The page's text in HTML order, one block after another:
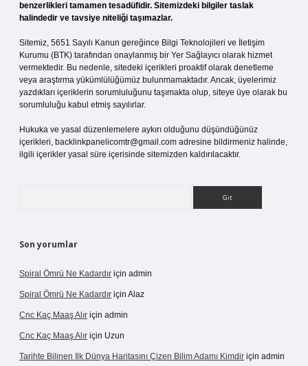
benzerlikleri tamamen tesadüfidir. Sitemizdeki bilgiler taslak
halindedir ve tavsiye niteliği taşımazlar.
Sitemiz, 5651 Sayılı Kanun gereğince Bilgi Teknolojileri ve İletişim
Kurumu (BTK) tarafından onaylanmış bir Yer Sağlayıcı olarak hizmet
vermektedir. Bu nedenle, sitedeki içerikleri proaktif olarak denetleme
veya araştırma yükümlülüğümüz bulunmamaktadır. Ancak, üyelerimiz
yazdıkları içeriklerin sorumluluğunu taşımakta olup, siteye üye olarak bu
sorumluluğu kabul etmiş sayılırlar.
Hukuka ve yasal düzenlemelere aykırı olduğunu düşündüğünüz
içerikleri, backlinkpanelicomtr@gmail.com adresine bildirmeniz halinde,
ilgili içerikler yasal süre içerisinde sitemizden kaldırılacaktır.
Son yorumlar
Spiral Ömrü Ne Kadardır için admin
Spiral Ömrü Ne Kadardır için Alaz
Cnc Kaç Maaş Alır için admin
Cnc Kaç Maaş Alır için Uzun
Tarihte Bilinen Ilk Dünya Haritasını Çizen Bilim Adamı Kimdir için admin